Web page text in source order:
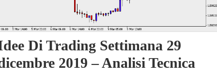
Di Trading Settimana 29
2019 – Analisi Tecnica